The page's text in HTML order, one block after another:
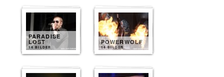
PARADISE
LOST
14 BILDER
POWERWOLF
14 BILDER